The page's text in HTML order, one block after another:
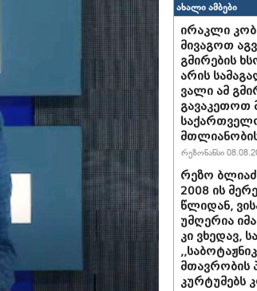
ახალი ამბები
ირაკლი
მივაგოთ
გმირების
არის
ვალი ამ
გავაკეთოთ
რეზონანსი
რეზო
2008 ის
წლიდან,
უმღერია
კი ვხედავ,
მთავრობის
კურტუმებს